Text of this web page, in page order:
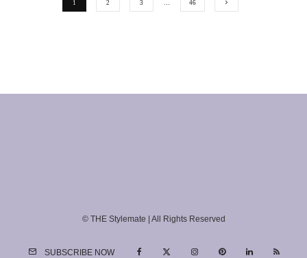
1 2 3 46
© THE Stylemate | All Rights Reserved
SUBSCRIBE NOW